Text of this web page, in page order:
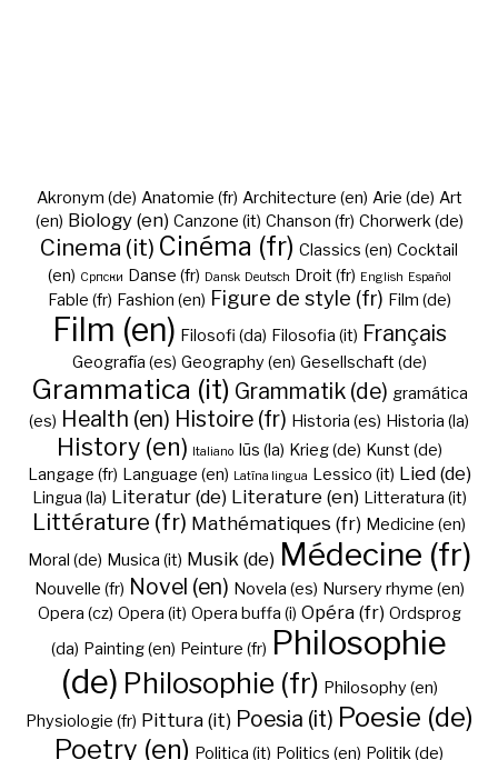
Akronym (de) Anatomie (fr) Architecture (en) Arie (de) Art
(en) Biology (en) Canzone (it) Chanson (fr) Chorwerk (de)
Cinema (it) Cinéma (fr) Classics (en) Cocktail
(en) Cрпски Danse (fr) Dansk Deutsch Droit (fr) English Español
Fable (fr) Fashion (en) Figure de style (fr) Film (de)
Film (en) Filosofi (da) Filosofia (it) Français
Geografía (es) Geography (en) Gesellschaft (de)
Grammatica (it) Grammatik (de) gramática
(es) Health (en) Histoire (fr) Historia (es) Historia (la)
History (en) Italiano Iūs (la) Krieg (de) Kunst (de)
Langage (fr) Language (en) Latīna lingua Lessico (it) Lied (de)
Lingua (la) Literatur (de) Literature (en) Litteratura (it)
Littérature (fr) Mathématiques (fr) Medicine (en)
Moral (de) Musica (it) Musik (de) Médecine (fr)
Nouvelle (fr) Novel (en) Novela (es) Nursery rhyme (en)
Opera (cz) Opera (it) Opera buffa (i) Opéra (fr) Ordsprog
(da) Painting (en) Peinture (fr) Philosophie
(de) Philosophie (fr) Philosophy (en)
Physiologie (fr) Pittura (it) Poesia (it) Poesie (de)
Poetry (en) Politica (it) Politics (en) Politik (de)